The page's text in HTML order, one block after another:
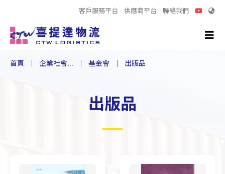
客戶服務平台 供應商平台 聯絡我們
首頁 企業社會... 基金會 出版品
出版品